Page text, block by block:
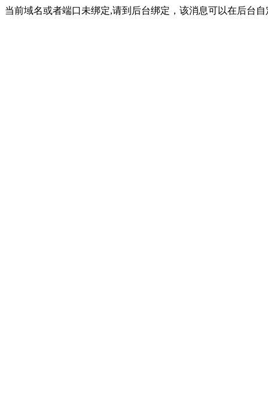
当前域名或者端口未绑定,请到后台绑定，该消息可以在后台自